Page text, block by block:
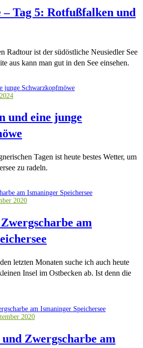
– Tag 5: Rotfußfalken und
Radtour ist der südöstliche Neusiedler See
aus kann man gut in den See einsehen.
und eine junge
Tagen ist heute bestes Wetter, um
zu radeln.
2020
am
letzten Monaten suche ich auch heute
Insel im Ostbecken ab. Ist denn die
2020
und Zwergscharbe am